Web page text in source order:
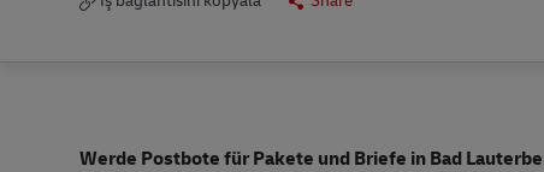
Werde Postbote für Pakete und Briefe in Bad